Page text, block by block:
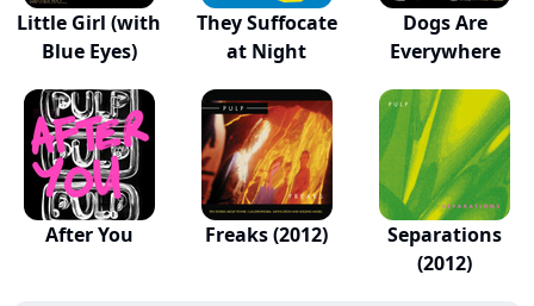
Little Girl (with
Blue Eyes)
They Suffocate
at Night
Dogs Are
Everywhere
After You Freaks (2012)
Separations
(2012)